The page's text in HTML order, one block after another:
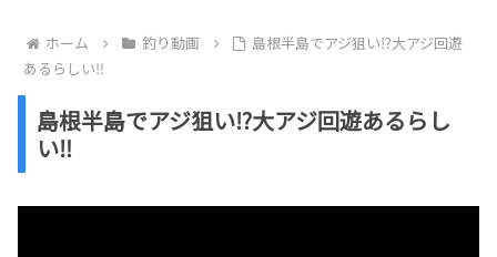
ホーム 釣り動画
島根半島でアジ狙い⁉️大アジ回遊
あるらしい‼️
島根半島でアジ狙い⁉️大アジ回遊あるらし
い‼️